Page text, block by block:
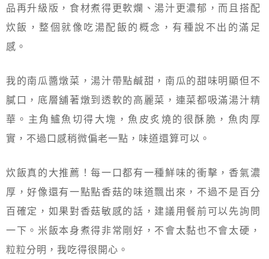
品再升級版，食材煮得更軟爛、湯汁更濃郁，而且搭配
炊飯，整個就像吃湯配飯的概念，有種說不出的滿足
感。
我的南瓜醬燉菜，湯汁帶點鹹甜，南瓜的甜味明顯但不
膩口，底層舖著燉到透軟的高麗菜，連菜都吸滿湯汁精
華。主角鱸魚切得大塊，魚皮炙燒的很酥脆，魚肉厚
實，不過口感稍微偏老一點，味道還算可以。
炊飯真的大推薦！每一口都有一種鮮味的衝擊，香氣濃
厚，好像還有一點點香菇的味道飄出來，不過不是百分
百確定，如果對香菇敏感的話，建議用餐前可以先詢問
一下。米飯本身煮得非常剛好，不會太黏也不會太硬，
粒粒分明，我吃得很開心。